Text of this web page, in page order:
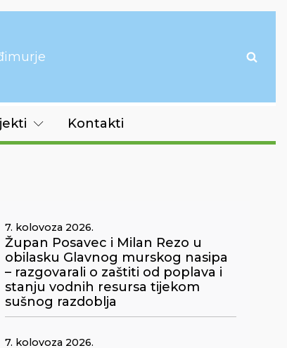
Kontakti
7. kolovoza 2026.
Župan Posavec i Milan Rezo u
obilasku Glavnog murskog nasipa
– razgovarali o zaštiti od poplava i
stanju vodnih resursa tijekom
sušnog razdoblja
7. kolovoza 2026.